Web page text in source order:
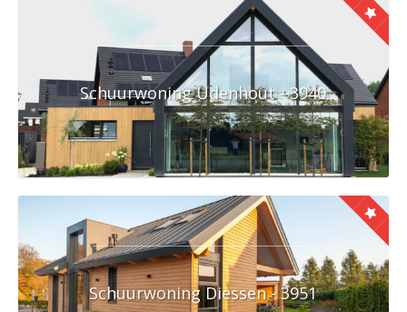
Schuurwoning Udenhout - 3940
Schuurwoning Diessen - 3951